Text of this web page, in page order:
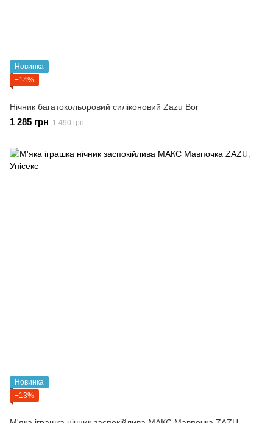
Новинка
−14%
Нічник багатокольоровий силіконовий Zazu Bor
1 285 грн 1 490 грн
Новинка
−13%